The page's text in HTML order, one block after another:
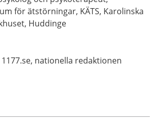
för ätstörningar, KÄTS, Karolinska
Huddinge
1177.se, nationella redaktionen